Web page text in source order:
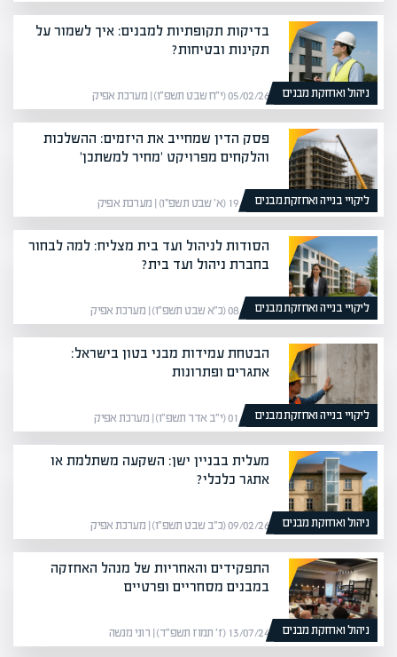
ניהול ואחזקת מבנים
בדיקות תקופתיות למבנים: איך לשמור על
תקינות ובטיחות?
05/02/26 (י״ח שבט תשפ״ו) | מערכת אפיק
ליקויי בנייה ואחזקת מבנים
פסק הדין שמחייב את היזמים: ההשלכות
והלקחים מפרויקט 'מחיר למשתכן'
19/01/26 (א׳ שבט תשפ״ו) | מערכת אפיק
ליקויי בנייה ואחזקת מבנים
הסודות לניהול ועד בית מצליח: למה לבחור
בחברת ניהול ועד בית?
08/02/26 (כ״א שבט תשפ״ו) | מערכת אפיק
ליקויי בנייה ואחזקת מבנים
הבטחת עמידות מבני בטון בישראל:
אתגרים ופתרונות
01/03/26 (י״ב אדר תשפ״ו) | מערכת אפיק
ניהול ואחזקת מבנים
מעלית בבניין ישן: השקעה משתלמת או
אתגר כלכלי?
09/02/26 (כ״ב שבט תשפ״ו) | מערכת אפיק
ניהול ואחזקת מבנים
התפקידים והאחריות של מנהל האחזקה
במבנים מסחריים ופרטיים
13/07/24 (ז׳ תמוז תשפ״ד) | רוני מנשה